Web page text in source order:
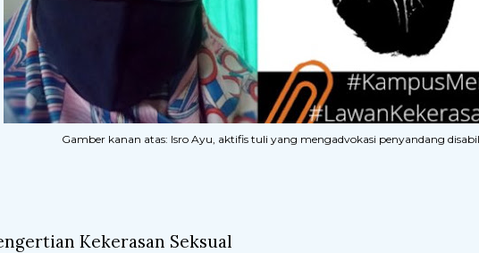
Gamber kanan atas: Isro Ayu, aktifis tuli yang mengadvokasi penyandang
Kekerasan Seksual